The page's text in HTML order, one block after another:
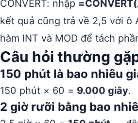
CONVERT: nhập
kết quả cũng trả về 2,5 với ô
hàm INT và MOD để tách
Câu hỏi thường
150 phút là bao nhiêu
150 phút × 60 = 9.000 giây.
2 giờ rưỡi bằng bao